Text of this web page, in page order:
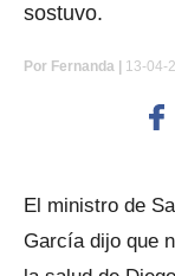
sostuvo.
Por Fernanda | 13-04-
El ministro de
García dijo que